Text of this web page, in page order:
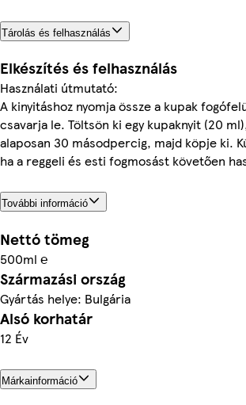
Tárolás és felhasználás
Elkészítés és felhasználás
Használati útmutató:
A kinyitáshoz nyomja össze a kupak
csavarja le. Töltsön ki egy kupaknyit (20
alaposan 30 másodpercig, majd köpje ki.
ha a reggeli és esti fogmosást követően
További információ
Nettó tömeg
500ml ℮
Származási ország
Gyártás helye: Bulgária
Alsó korhatár
12 Év
Márkainformáció